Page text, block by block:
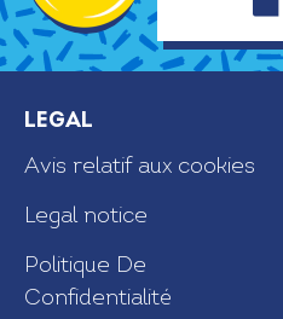
Legal
Avis relatif aux cookies
Legal notice
Politique De
Confidentialité